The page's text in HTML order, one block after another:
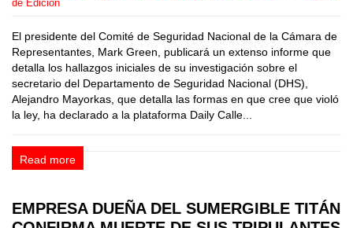
de Edición
El presidente del Comité de Seguridad Nacional de la Cámara de
Representantes, Mark Green, publicará un extenso informe que
detalla los hallazgos iniciales de su investigación sobre el
secretario del Departamento de Seguridad Nacional (DHS),
Alejandro Mayorkas, que detalla las formas en que cree que violó
la ley, ha declarado a la plataforma Daily Calle...
Read more
EMPRESA DUEÑA DEL SUMERGIBLE TITÁN